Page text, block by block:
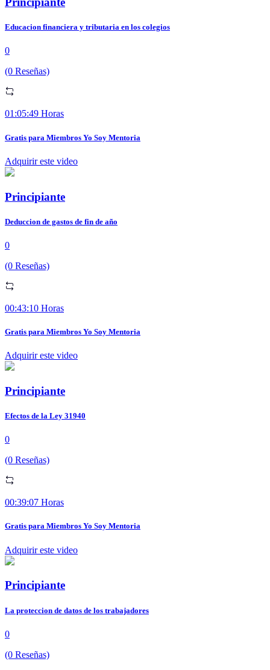
Educacion financiera y tributaria en los colegios
0
(0 Reseñas)
01:05:49 Horas
Gratis para Miembros Yo Soy Mentoria
Adquirir este video
Principiante
Deduccion de gastos de fin de año
0
(0 Reseñas)
00:43:10 Horas
Gratis para Miembros Yo Soy Mentoria
Adquirir este video
Principiante
Efectos de la Ley 31940
0
(0 Reseñas)
00:39:07 Horas
Gratis para Miembros Yo Soy Mentoria
Adquirir este video
Principiante
La proteccion de datos de los trabajadores
0
(0 Reseñas)